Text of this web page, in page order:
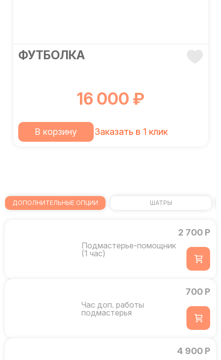
ФУТБОЛКА
16 000 ₽
В корзину Заказать в 1 клик
ДОПОЛНИТЕЛЬНЫЕ ОПЦИИ ШАТРЫ
Подмастерье-помощник
(1 час)
2 700 Р
Час доп. работы
подмастерья
700 Р
4 900 Р